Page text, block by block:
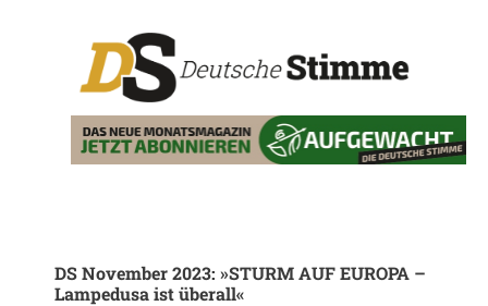
DS November 2023: »STURM AUF EUROPA –
Lampedusa ist überall«